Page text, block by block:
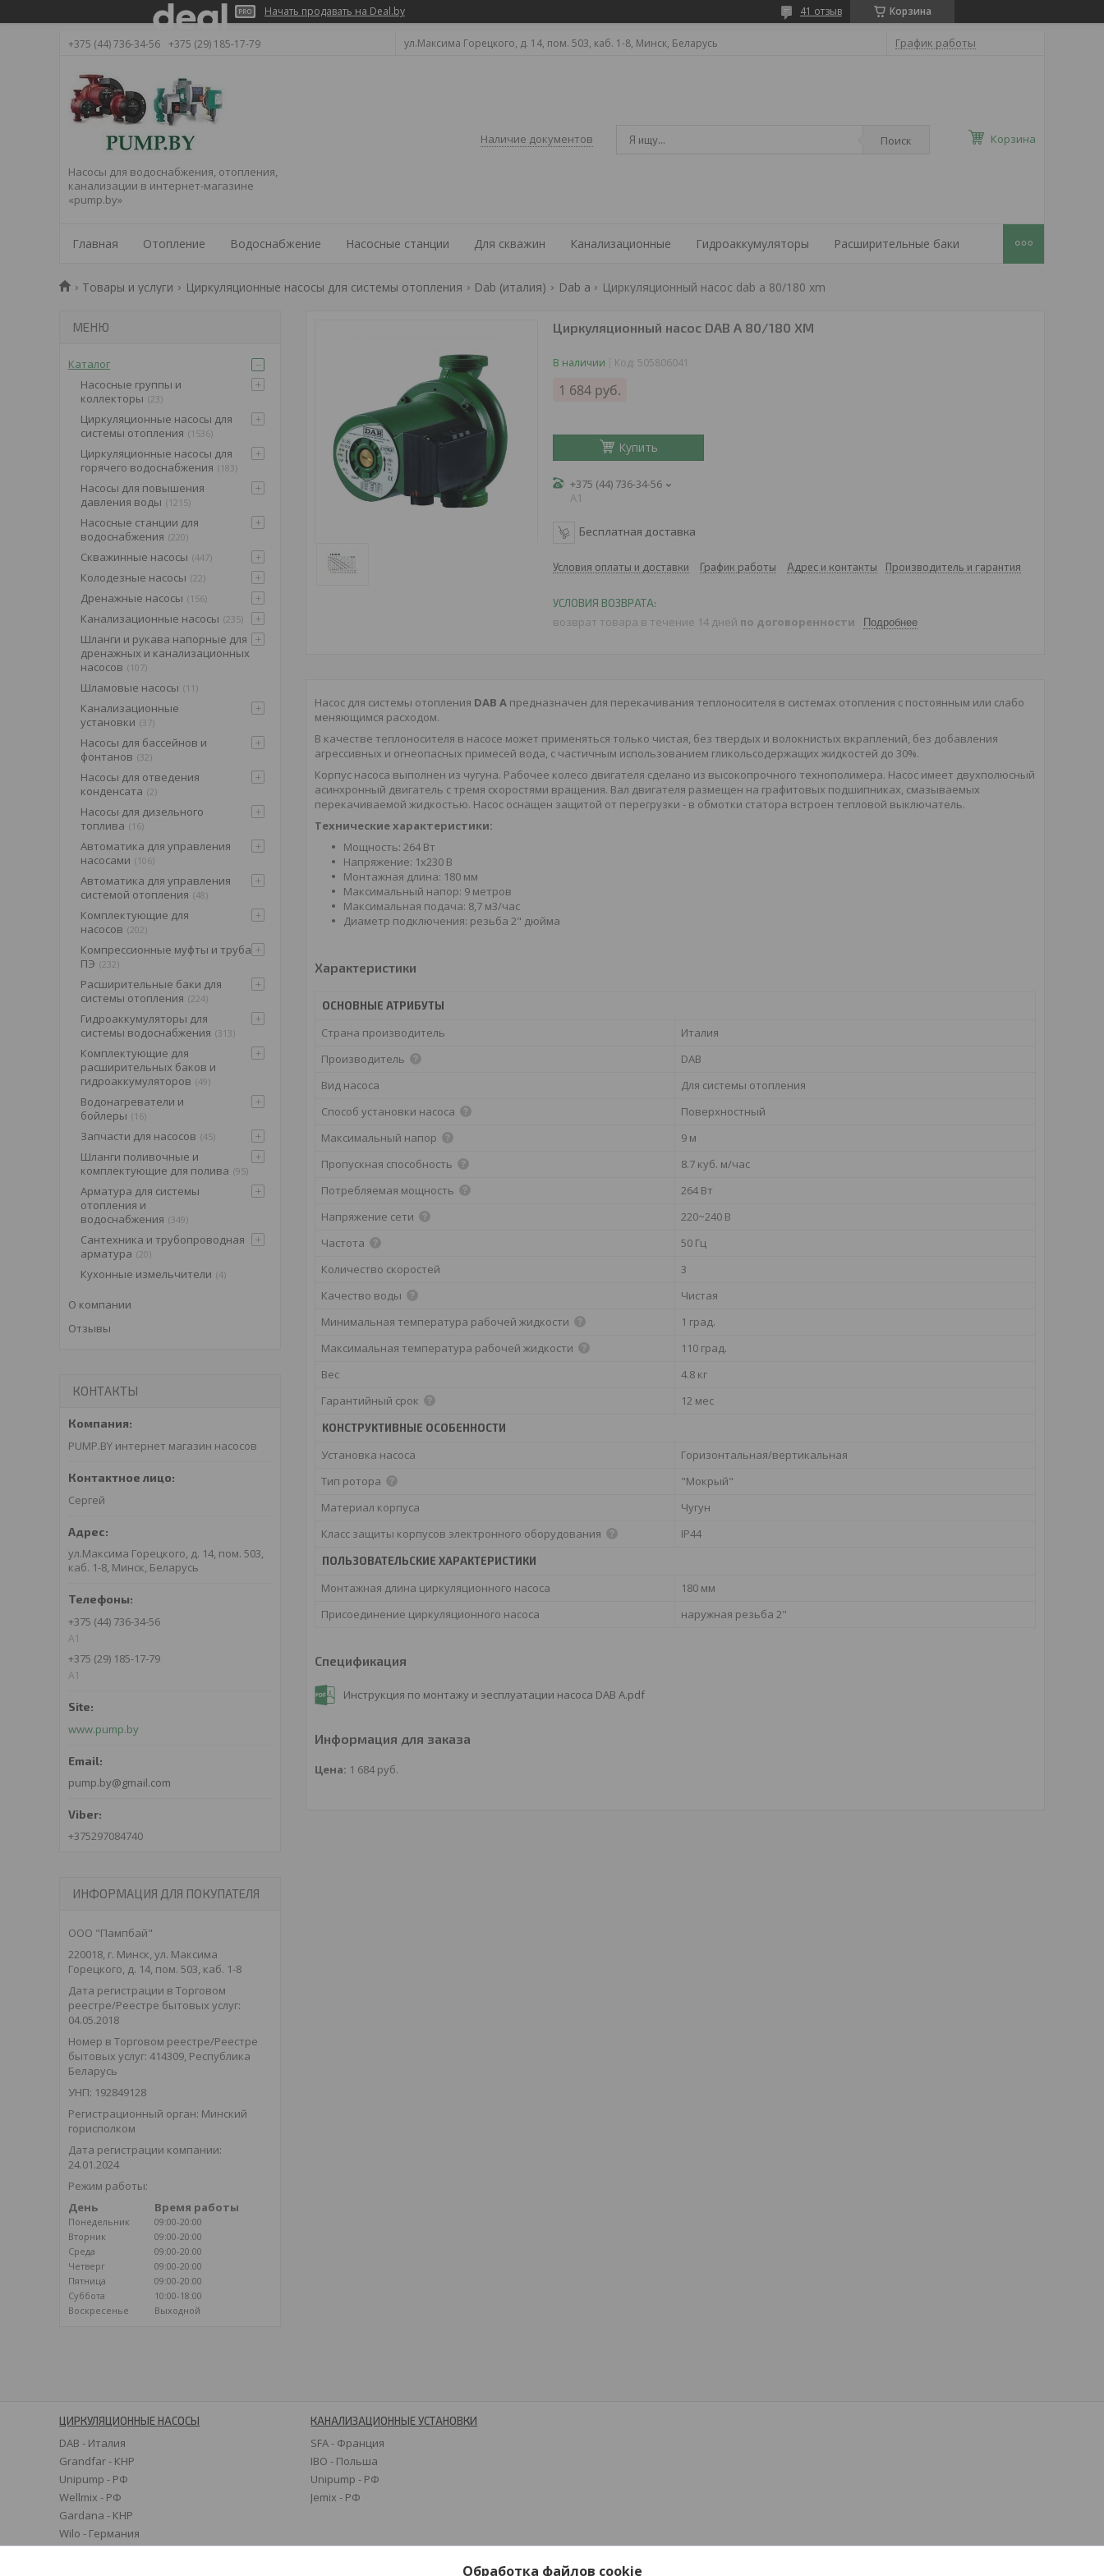
Начать продавать на Deal.by Корзина
41 отзыв
+375 (44) 736-34-56 +375 (29) 185-17-79 ул.Максима Горецкого, д. 14, пом. 503, каб. 1-8, Минск, Беларусь График работы
Насосы для водоснабжения, отопления,
канализации в интернет-магазине
«pump.by»
Наличие документов Поиск Корзина
Главная Отопление Водоснабжение Насосные станции Для скважин Канализационные Гидроаккумуляторы Расширительные баки
Товары и услуги Циркуляционные насосы для системы отопления Dab (италия) Dab a Циркуляционный насос dab a 80/180 xm
Циркуляционный насос DAB A 80/180 XM
В наличии Код: 505806041
1 684 руб.
Купить
+375 (44) 736-34-56
A1
Бесплатная доставка
Условия оплаты и доставки График работы Адрес и контакты Производитель и гарантия
возврат товара в течение 14 дней по договоренности Подробнее
Насос для системы отопления DAB A предназначен для перекачивания теплоносителя в системах отопления с постоянным или слабо
меняющимся расходом.
В качестве теплоносителя в насосе может применяться только чистая, без твердых и волокнистых вкраплений, без добавления
агрессивных и огнеопасных примесей вода, с частичным использованием гликольсодержащих жидкостей до 30%.
Корпус насоса выполнен из чугуна. Рабочее колесо двигателя сделано из высокопрочного технополимера. Насос имеет двухполюсный
асинхронный двигатель с тремя скоростями вращения. Вал двигателя размещен на графитовых подшипниках, смазываемых
перекачиваемой жидкостью. Насос оснащен защитой от перегрузки - в обмотки статора встроен тепловой выключатель.
Технические характеристики:
Мощность: 264 Вт
Напряжение: 1х230 В
Монтажная длина: 180 мм
Максимальный напор: 9 метров
Максимальная подача: 8,7 м3/час
Диаметр подключения: резьба 2" дюйма
Характеристики
ОСНОВНЫЕ АТРИБУТЫ
Страна производитель
Италия
Производитель
DAB
Вид насоса
Для системы отопления
Способ установки насоса
Поверхностный
Максимальный напор
9 м
Пропускная способность
8.7 куб. м/час
Потребляемая мощность
264 Вт
Напряжение сети
220~240 В
Частота
50 Гц
Количество скоростей
3
Качество воды
Чистая
Минимальная температура рабочей жидкости
1 град.
Максимальная температура рабочей жидкости
110 град.
Вес
4.8 кг
Гарантийный срок
12 мес
КОНСТРУКТИВНЫЕ ОСОБЕННОСТИ
Установка насоса
Горизонтальная/вертикальная
Тип ротора
"Мокрый"
Материал корпуса
Чугун
Класс защиты корпусов электронного оборудования
IP44
ПОЛЬЗОВАТЕЛЬСКИЕ ХАРАКТЕРИСТИКИ
Монтажная длина циркуляционного насоса
180 мм
Присоединение циркуляционного насоса
наружная резьба 2"
Спецификация
Инструкция по монтажу и эесплуатации насоса DAB A.pdf
Информация для заказа
Цена: 1 684 руб.
Каталог
Насосные группы и
коллекторы 23
Циркуляционные насосы для
системы отопления
1536
Циркуляционные насосы для
горячего водоснабжения
183
Насосы для повышения
давления воды
1215
Насосные станции для
водоснабжения 220
Скважинные насосы 447
Колодезные насосы 22
Дренажные насосы 156
Канализационные насосы 235
Шланги и рукава напорные для
дренажных и канализационных
насосов
107
Шламовые насосы 11
Канализационные
установки 37
Насосы для бассейнов и
фонтанов 32
Насосы для отведения
конденсата 2
Насосы для дизельного
топлива
16
Автоматика для управления
насосами
106
Автоматика для управления
системой отопления 48
Комплектующие для
насосов 202
Компрессионные муфты и труба
ПЭ 232
Расширительные баки для
системы отопления 224
Гидроаккумуляторы для
системы водоснабжения 313
Комплектующие для
расширительных баков и
гидроаккумуляторов 49
Водонагреватели и
бойлеры
16
Запчасти для насосов 45
Шланги поливочные и
комплектующие для полива 95
Арматура для системы
отопления и
водоснабжения 349
Сантехника и трубопроводная
арматура 20
Кухонные измельчители 4
О компании
Отзывы
КОНТАКТЫ
PUMP.BY интернет магазин насосов
Сергей
ул.Максима Горецкого, д. 14, пом. 503,
каб. 1-8, Минск, Беларусь
+375 (44) 736-34-56
A1
+375 (29) 185-17-79
A1
www.pump.by
pump.by@gmail.com
+375297084740
ИНФОРМАЦИЯ ДЛЯ ПОКУПАТЕЛЯ
ООО "Пампбай"
220018, г. Минск, ул. Максима
Горецкого, д. 14, пом. 503, каб. 1-8
Дата регистрации в Торговом
реестре/Реестре бытовых услуг:
04.05.2018
Номер в Торговом реестре/Реестре
бытовых услуг: 414309, Республика
Беларусь
УНП: 192849128
Регистрационный орган: Минский
горисполком
Дата регистрации компании:
24.01.2024
Режим работы:
День
Время работы
Понедельник
09:00-20:00
Вторник
09:00-20:00
Среда
09:00-20:00
Четверг
09:00-20:00
Пятница
09:00-20:00
Суббота
10:00-18:00
Воскресенье
Выходной
ЦИРКУЛЯЦИОННЫЕ НАСОСЫ
DAB - Италия
Grandfar - КНР
Unipump - РФ
Wellmix - РФ
Gardana - КНР
Wilo - Германия
Grundfos - Дания
КАНАЛИЗАЦИОННЫЕ УСТАНОВКИ
SFA - Франция
IBO - Польша
Unipump - РФ
Jemix - РФ
Обработка файлов cookie